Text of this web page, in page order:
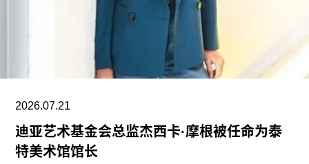
黄仁勋在一份声明中表示，此次捐赠旨在培养新一
代创作者，进一步巩固旧金山作为创新与创意之都
的文化基础。“技术拓展了我们能够创造什么，而艺
术与设计决定了我们为何创造。二者共同塑造了文
成为全球市值最高的企业之一，也是全球人工智能
浪潮中的核心企业。此次向范德堡大学新校区捐赠
2026.07.21
迪亚艺术基金会总监杰西卡·摩根被任命为泰
特美术馆馆长